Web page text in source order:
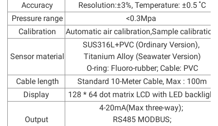
Accuracy
Resolution:±3%, Temperature: ±0.5 ํC
Pressure range
<0.3Mpa
Calibration
Automatic air calibration,Sample calibration
Sensor material
SUS316L+PVC (Ordinary Version),
Titanium Alloy (Seawater Version)
O-ring: Fluoro-rubber; Cable: PVC
Cable length
Standard 10-Meter Cable, Max : 100m
Display
128 * 64 dot matrix LCD with LED backlight
Output
4-20mA(Max three-way);
RS485 MODBUS;